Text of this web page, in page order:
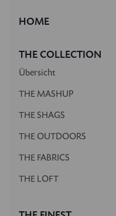
HOME
THE COLLECTION
Übersicht
THE MASHUP
THE SHAGS
THE OUTDOORS
THE FABRICS
THE LOFT